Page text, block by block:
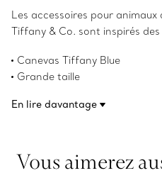
Les accessoires pour animaux
Tiffany & Co. sont inspirés
compagnons adorés.
Canevas Tiffany Blue
Grande taille
21,7 po x 0,8 po)
En lire davantage
Vous aimerez